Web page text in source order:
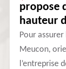
propose
hauteur
Pour
Meucon,
l’entreprise